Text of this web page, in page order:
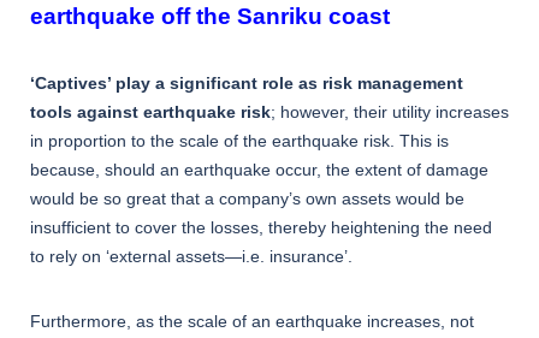
earthquake off the Sanriku coast
‘Captives’ play a significant role as risk management
tools against earthquake risk; however, their utility increases
in proportion to the scale of the earthquake risk. This is
because, should an earthquake occur, the extent of damage
would be so great that a company’s own assets would be
insufficient to cover the losses, thereby heightening the need
to rely on ‘external assets—i.e. insurance’.
Furthermore, as the scale of an earthquake increases, not